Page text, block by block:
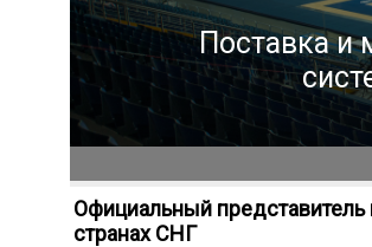
Поставка и
Официальный представитель
странах СНГ